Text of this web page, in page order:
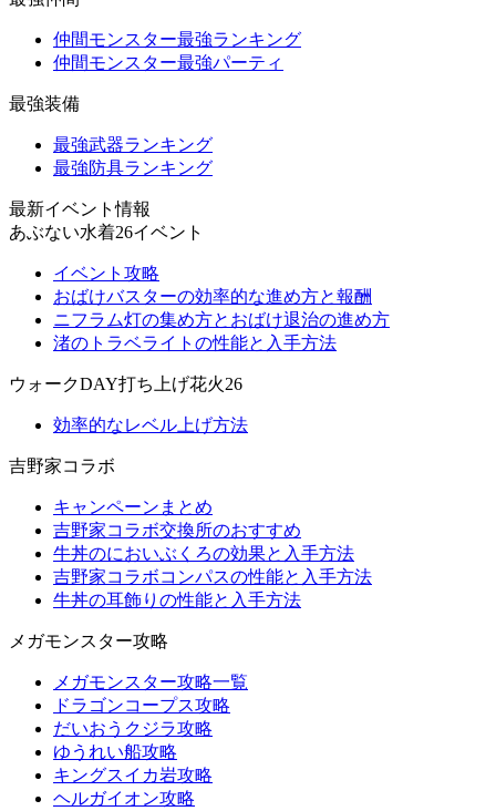
仲間モンスター最強ランキング
仲間モンスター最強パーティ
最強装備
最強武器ランキング
最強防具ランキング
最新イベント情報
あぶない水着26イベント
イベント攻略
おばけバスターの効率的な進め方と報酬
ニフラム灯の集め方とおばけ退治の進め方
渚のトラベライトの性能と入手方法
ウォークDAY打ち上げ花火26
効率的なレベル上げ方法
吉野家コラボ
キャンペーンまとめ
吉野家コラボ交換所のおすすめ
牛丼のにおいぶくろの効果と入手方法
吉野家コラボコンパスの性能と入手方法
牛丼の耳飾りの性能と入手方法
メガモンスター攻略
メガモンスター攻略一覧
ドラゴンコープス攻略
だいおうクジラ攻略
ゆうれい船攻略
キングスイカ岩攻略
ヘルガイオン攻略